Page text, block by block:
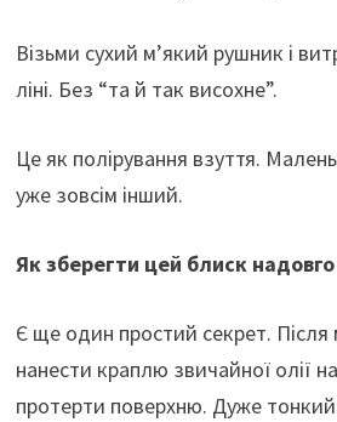
Візьми сухий м’який рушник і
ліні. Без “та й так висохне”.
Це як полірування взуття.
уже зовсім інший.
Як зберегти цей блиск надовго
Є ще один простий секрет.
нанести краплю звичайної олії
протерти поверхню. Дуже